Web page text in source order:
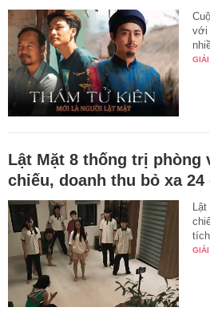
với
GIẢI
Lật Mặt 8 thống trị phòng
chiếu, doanh thu bỏ xa
GIẢI